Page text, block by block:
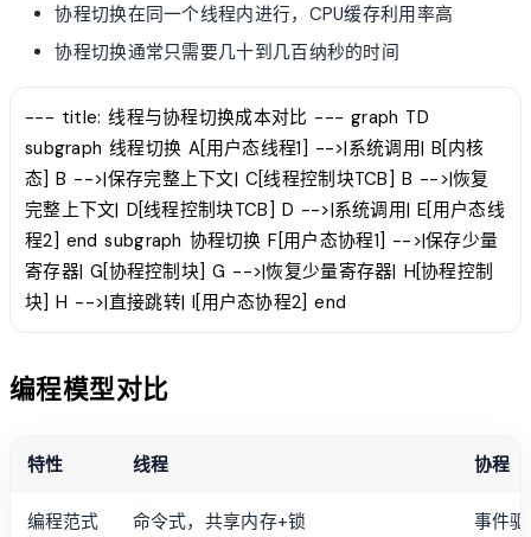
协程切换在同一个线程内进行，CPU缓存利用率高
协程切换通常只需要几十到几百纳秒的时间
--- title: 线程与协程切换成本对比 --- graph TD
subgraph 线程切换 A[用户态线程1] -->|系统调用| B[内核
态] B -->|保存完整上下文| C[线程控制块TCB] B -->|恢复
完整上下文| D[线程控制块TCB] D -->|系统调用| E[用户态线
程2] end subgraph 协程切换 F[用户态协程1] -->|保存少量
寄存器| G[协程控制块] G -->|恢复少量寄存器| H[协程控制
块] H -->|直接跳转| I[用户态协程2] end
编程模型对比
特性 线程 协程
编程范式 命令式，共享内存+锁 事件